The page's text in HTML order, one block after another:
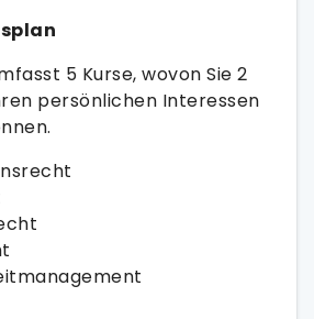
5 Kurse, wovon Sie 2
persönlichen Interessen